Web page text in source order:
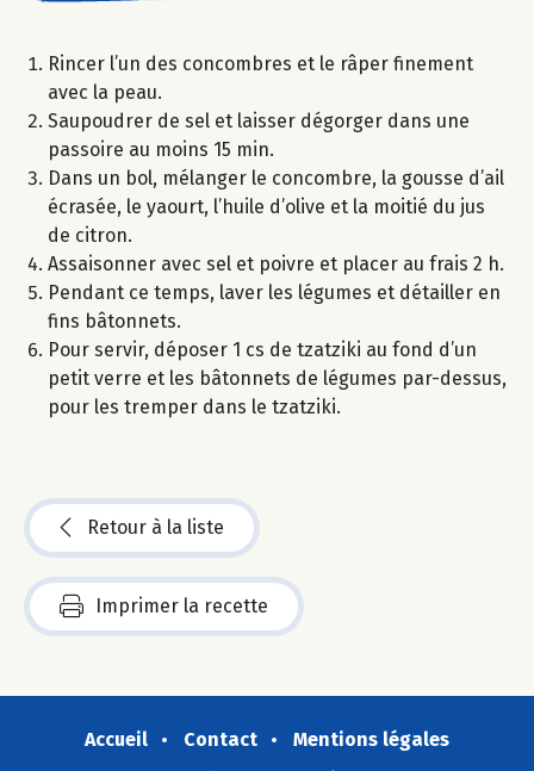
Rincer l’un des concombres et le râper finement
avec la peau.
Saupoudrer de sel et laisser dégorger dans une
passoire au moins 15 min.
Dans un bol, mélanger le concombre, la gousse d’ail
écrasée, le yaourt, l’huile d’olive et la moitié du jus
de citron.
Assaisonner avec sel et poivre et placer au frais 2 h.
Pendant ce temps, laver les légumes et détailler en
fins bâtonnets.
Pour servir, déposer 1 cs de tzatziki au fond d’un
petit verre et les bâtonnets de légumes par-dessus,
pour les tremper dans le tzatziki.
Retour à la liste
Imprimer la recette
Accueil Contact
Mentions légales